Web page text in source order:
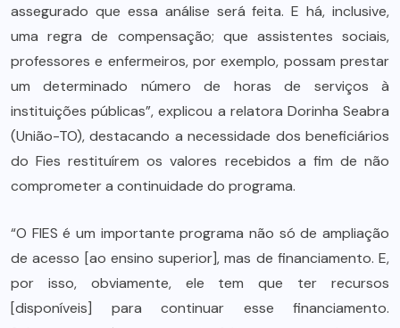
assegurado que essa análise será feita. E há, inclusive,
uma regra de compensação; que assistentes sociais,
professores e enfermeiros, por exemplo, possam prestar
um determinado número de horas de serviços à
instituições públicas”, explicou a relatora Dorinha Seabra
(União-TO), destacando a necessidade dos beneficiários
do Fies restituírem os valores recebidos a fim de não
comprometer a continuidade do programa.
“O FIES é um importante programa não só de ampliação
de acesso [ao ensino superior], mas de financiamento. E,
por isso, obviamente, ele tem que ter recursos
[disponíveis] para continuar esse financiamento.